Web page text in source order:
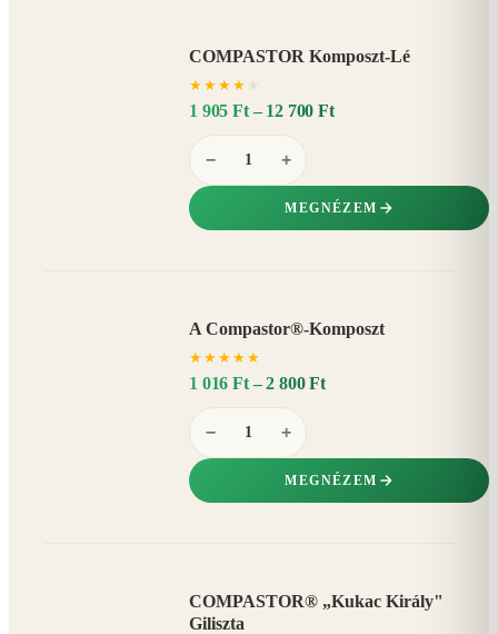
COMPASTOR Komposzt-Lé
★ ★ ★ ★
1 905 Ft – 12 700 Ft
− +
MEGNÉZEM
A Compastor®-Komposzt
★ ★ ★ ★ ★
1 016 Ft – 2 800 Ft
− +
MEGNÉZEM
COMPASTOR® „Kukac Király"
Giliszta